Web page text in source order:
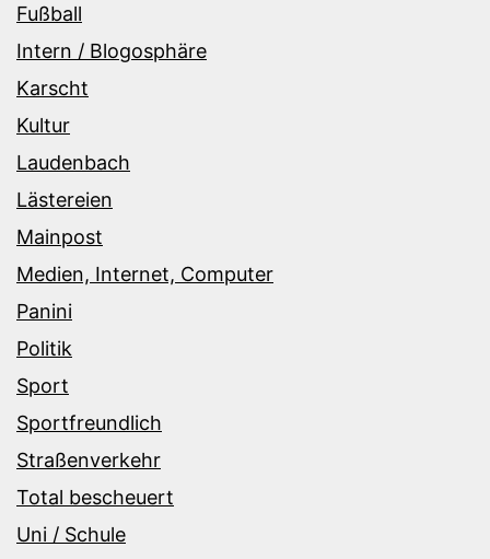
Fußball
Intern / Blogosphäre
Karscht
Kultur
Laudenbach
Lästereien
Mainpost
Medien, Internet, Computer
Panini
Politik
Sport
Sportfreundlich
Straßenverkehr
Total bescheuert
Uni / Schule